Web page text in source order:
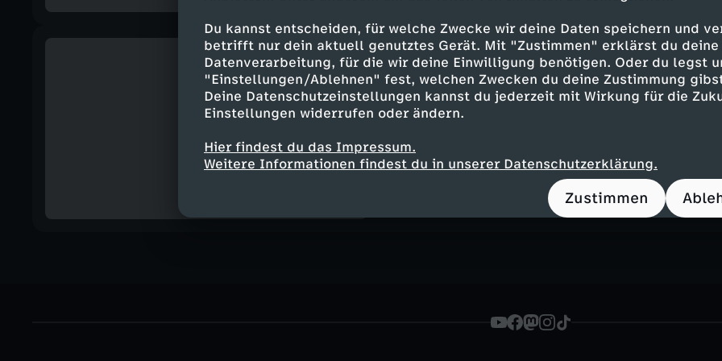
Du kannst entscheiden, für welche Zwecke wir deine Daten speichern und
betrifft nur dein aktuell genutztes Gerät. Mit "Zustimmen" erklärst du deine
Datenverarbeitung, für die wir deine Einwilligung benötigen. Oder du legst
"Einstellungen/Ablehnen" fest, welchen Zwecken du deine Zustimmung
Deine Datenschutzeinstellungen kannst du jederzeit mit Wirkung für die
Einstellungen widerrufen oder ändern.
Hier findest du das Impressum.
Weitere Informationen findest du in unserer Datenschutzerklärung.
Zustimmen
Mit offenen Karten - Syrien:
Diktatur?
13 Min.03.10.2025
Nach dem Sturz des Assad-Regimes ist
beendet. Nun steht der zerrüttete Staat
ein zerstörtes Land wieder aufbauen,
gegensätzlichen Weltanschauungen zum
vom Krieg gezeichnete Gesellschaft